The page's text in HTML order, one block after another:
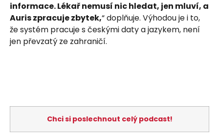
informace. Lékař nemusí nic hledat, jen mluví, a
Auris zpracuje zbytek,“ doplňuje. Výhodou je i to,
že systém pracuje s českými daty a jazykem, není
jen převzatý ze zahraničí.
Chci si poslechnout celý podcast!